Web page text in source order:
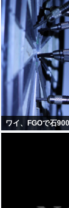
ワイ、FGOで石